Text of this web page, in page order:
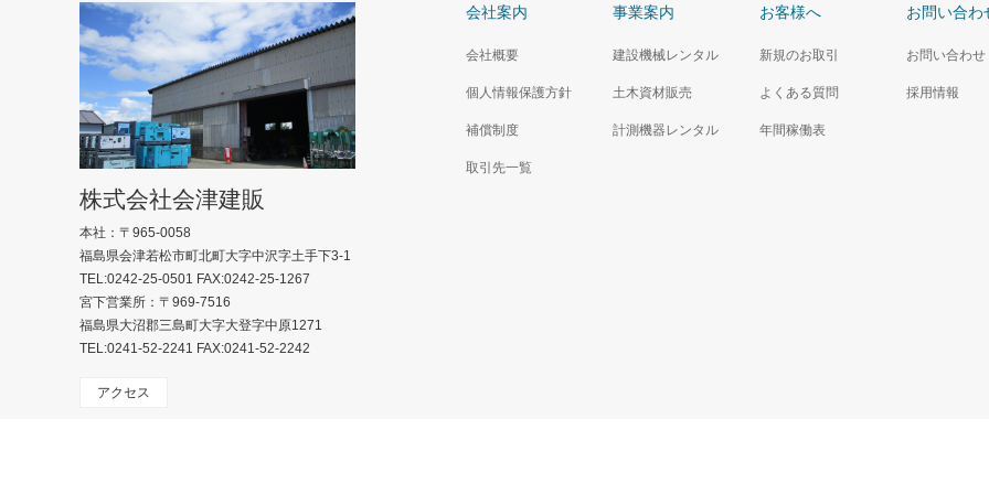
会社案内
会社概要
個人情報保護方針
補償制度
取引先一覧
事業案内
建設機械レンタル
土木資材販売
計測機器レンタル
お客様へ
新規のお取引
よくある質問
年間稼働表
お問い合わ
お問い合わせ
採用情報
株式会社会津建販
本社：〒965-0058
福島県会津若松市町北町大字中沢字土手下3-1
TEL:0242-25-0501 FAX:0242-25-1267
宮下営業所：〒969-7516
福島県大沼郡三島町大字大登字中原1271
TEL:0241-52-2241 FAX:0241-52-2242
アクセス